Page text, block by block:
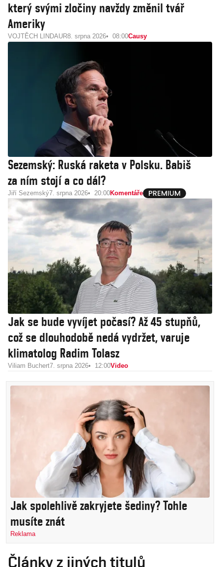
který svými zločiny navždy změnil tvář
Ameriky
VOJTĚCH LINDAUR8. srpna 2026 08:00Causy
Sezemský: Ruská raketa v Polsku. Babiš
za ním stojí a co dál?
Jiří Sezemský7. srpna 2026 20:00Komentáře
Jak se bude vyvíjet počasí? Až 45 stupňů,
což se dlouhodobě nedá vydržet, varuje
klimatolog Radim Tolasz
Viliam Buchert7. srpna 2026 12:00Video
Jak spolehlivě zakryjete šediny? Tohle
musíte znát
Reklama
Články z jiných titulů